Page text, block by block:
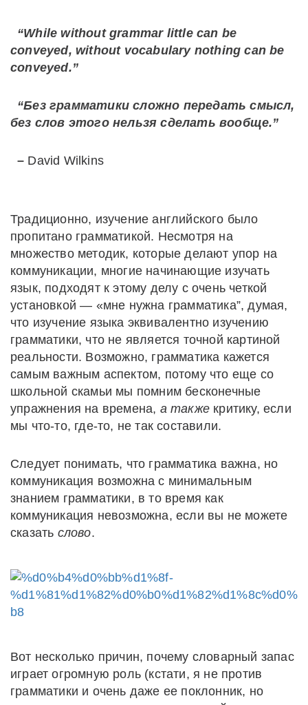
“While without grammar little can be
conveyed, without vocabulary nothing can be
conveyed.”
“Без грамматики сложно передать смысл,
без слов этого нельзя сделать вообще.”
– David Wilkins
Традиционно, изучение английского было
пропитано грамматикой. Несмотря на
множество методик, которые делают упор на
коммуникации, многие начинающие изучать
язык, подходят к этому делу с очень четкой
установкой — «мне нужна грамматика”, думая,
что изучение языка эквивалентно изучению
грамматики, что не является точной картиной
реальности. Возможно, грамматика кажется
самым важным аспектом, потому что еще со
школьной скамьи мы помним бесконечные
упражнения на времена, а также критику, если
мы что-то, где-то, не так составили.
Следует понимать, что грамматика важна, но
коммуникация возможна с минимальным
знанием грамматики, в то время как
коммуникация невозможна, если вы не можете
сказать слово.
Вот несколько причин, почему словарный запас
играет огромную роль (кстати, я не против
грамматики и очень даже ее поклонник, но